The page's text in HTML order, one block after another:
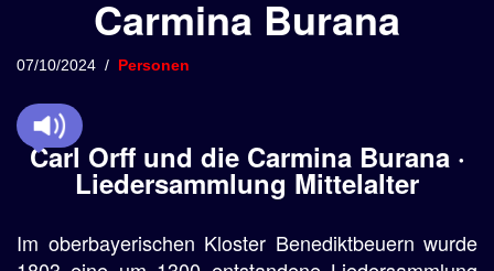
p
i
n
Carmina Burana
07/10/2024 Personen
Carl Orff und die Carmina Burana ·
Liedersammlung Mittelalter
Im oberbayerischen Kloster Benediktbeuern wurde